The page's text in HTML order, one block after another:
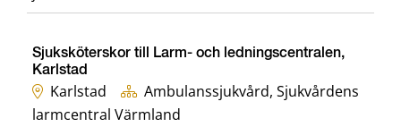
Sjuksköterskor till Larm- och ledningscentralen,
Karlstad
Karlstad
Ambulanssjukvård, Sjukvårdens
larmcentral Värmland